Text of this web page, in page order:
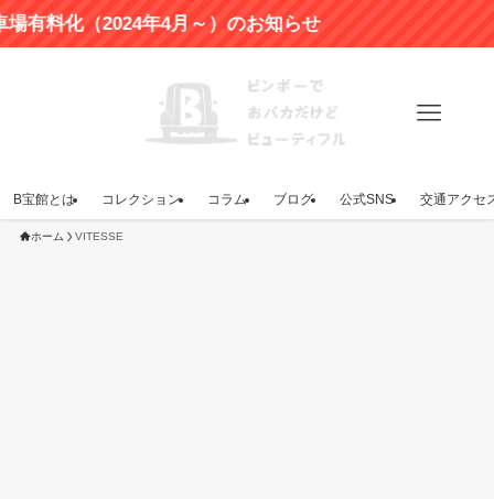
（2024年4月～）のお知らせ
B宝館とは コレクション コラム ブログ 公式SNS 交通アクセ
ホーム VITESSE